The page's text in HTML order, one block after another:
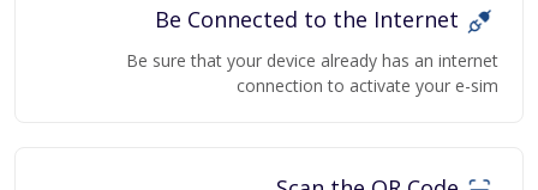
Be sure that your device already has an internet
connection to activate your e-sim